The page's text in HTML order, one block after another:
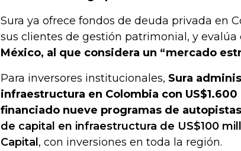
Sura ya ofrece fondos de deuda privada en
sus clientes de gestión patrimonial, y evalúa
México, al que considera un “mercado
Para inversores institucionales, Sura
infraestructura en Colombia con
financiado nueve programas de autopistas
de capital en infraestructura de US$100
Capital , con inversiones en toda la región.